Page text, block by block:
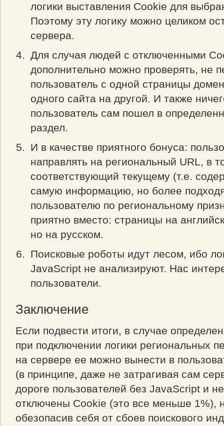
логики выставления Cookie для
Поэтому эту логику можно целиком
сервера.
Для случая людей с отключенными
дополнительно можно проверять, не
пользователь с одной страницы
одного сайта на другой. И также
пользователь сам пошел в
раздел.
И в качестве приятного бонуса:
направлять на региональный URL, в
соответствующий текущему (т.е.
самую информацию, но более
пользователю по региональному
приятно вместо: страницы на
но на русском.
Поисковые роботы идут лесом, ибо
JavaScript не анализируют. Нас
пользователи.
Заключение
Если подвести итоги, в случае
при подключении логики региональных
на сервере ее можно вынести в
(в принципе, даже не затрагивая сам
дороге пользователей без JavaScript и
отключены Cookie (это все меньше 1%),
обезопасив себя от сбоев поискового